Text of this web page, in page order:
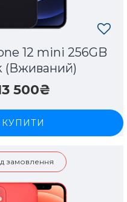
12 mini 256GB
(Вживаний)
500₴
КУПИТИ
замовлення